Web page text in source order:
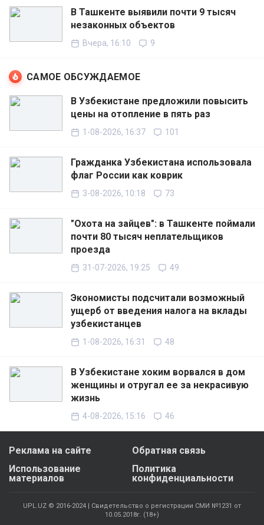
В Ташкенте выявили почти 9 тысяч
незаконных объектов
Вчера, 16:10 9
САМОЕ ОБСУЖДАЕМОЕ
В Узбекистане предложили повысить
цены на отопление в пять раз
1-08-2026, 16:37 101
Гражданка Узбекистана использовала
флаг России как коврик
3-08-2026, 10:18 73
"Охота на зайцев": в Ташкенте поймали
почти 80 тысяч неплательщиков
проезда
31-07-2026, 19:25 49
Экономисты подсчитали возможный
ущерб от введения налога на вклады
узбекистанцев
1-08-2026, 16:31 48
В Узбекистане хоким ворвался в дом
женщины и отругал ее за некрасивую
жизнь
4-08-2026, 15:16 46
Реклама на сайте
Обратная связь
Использование
материалов
Политика
конфиденциальности
UPL.UZ © 2016-2024 | Свидетельство о регистрации СМИ №1231 от
10.05.2018г. (18+)